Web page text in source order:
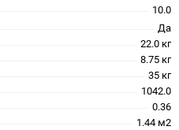
10.0
Да
22.0 кг
8.75 кг
35 кг
1042.0
0.36
1.44 м2